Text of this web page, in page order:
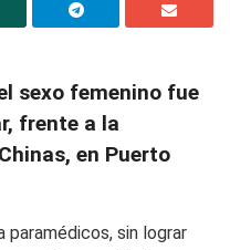
sexo femenino fue
frente a la
en Puerto
paramédicos, sin lograr